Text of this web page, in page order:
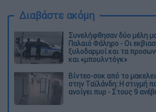
Διαβάστε ακόμη
Συνελήφθησαν δύο μέλη
Παλαιό Φάληρο - Οι
ξυλοδαρμοί και τα
και «μπουλντόγκ»
Βίντεο-σοκ από το
στην Ταϊλάνδη: Η στιγμή
ανοίγει πυρ - Στους 9